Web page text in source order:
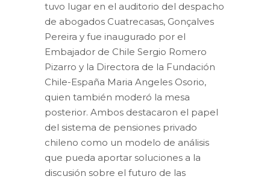
tuvo lugar en el auditorio del despacho
de abogados Cuatrecasas, Gonçalves
Pereira y fue inaugurado por el
Embajador de Chile Sergio Romero
Pizarro y la Directora de la Fundación
Chile-España Maria Angeles Osorio,
quien también moderó la mesa
posterior. Ambos destacaron el papel
del sistema de pensiones privado
chileno como un modelo de análisis
que pueda aportar soluciones a la
discusión sobre el futuro de las